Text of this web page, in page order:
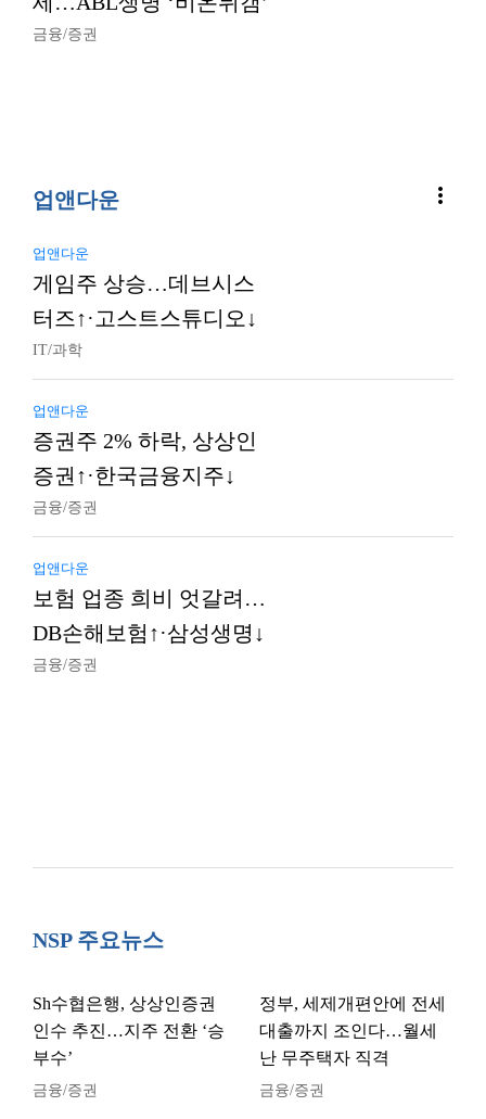
금융/증권
업앤다운 more_vert
업앤다운
게임주 상승…데브시스
터즈↑·고스트스튜디오↓
IT/과학
업앤다운
증권주 2% 하락, 상상인
증권↑·한국금융지주↓
금융/증권
업앤다운
보험 업종 희비 엇갈려…
DB손해보험↑·삼성생명↓
금융/증권
NSP 주요뉴스
Sh수협은행, 상상인증권
인수 추진…지주 전환 ‘승
부수’
금융/증권
정부, 세제개편안에 전세
대출까지 조인다…월세
난 무주택자 직격
금융/증권